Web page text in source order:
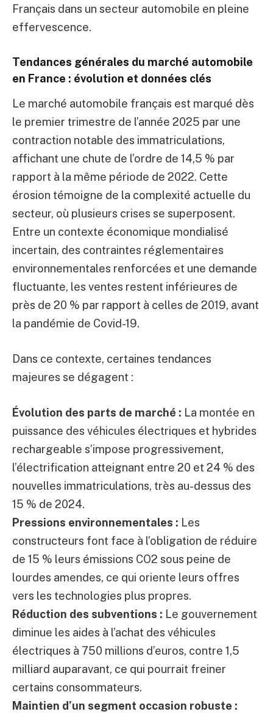
Français dans un secteur automobile en pleine
effervescence.
Tendances générales du marché automobile
en France : évolution et données clés
Le marché automobile français est marqué dès
le premier trimestre de l’année 2025 par une
contraction notable des immatriculations,
affichant une chute de l’ordre de 14,5 % par
rapport à la même période de 2022. Cette
érosion témoigne de la complexité actuelle du
secteur, où plusieurs crises se superposent.
Entre un contexte économique mondialisé
incertain, des contraintes réglementaires
environnementales renforcées et une demande
fluctuante, les ventes restent inférieures de
près de 20 % par rapport à celles de 2019, avant
la pandémie de Covid-19.
Dans ce contexte, certaines tendances
majeures se dégagent :
Évolution des parts de marché : La montée en
puissance des véhicules électriques et hybrides
rechargeable s’impose progressivement,
l’électrification atteignant entre 20 et 24 % des
nouvelles immatriculations, très au-dessus des
15 % de 2024.
Pressions environnementales : Les
constructeurs font face à l’obligation de réduire
de 15 % leurs émissions CO2 sous peine de
lourdes amendes, ce qui oriente leurs offres
vers les technologies plus propres.
Réduction des subventions : Le gouvernement
diminue les aides à l’achat des véhicules
électriques à 750 millions d’euros, contre 1,5
milliard auparavant, ce qui pourrait freiner
certains consommateurs.
Maintien d’un segment occasion robuste :